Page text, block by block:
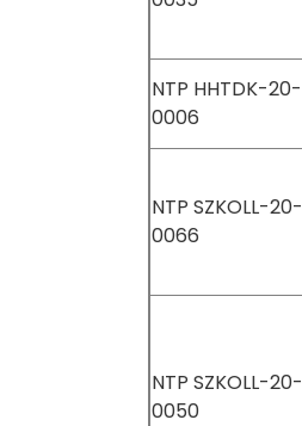
NTP HHTDK-20-
0006
NTP SZKOLL-20-
0066
NTP SZKOLL-20-
0050